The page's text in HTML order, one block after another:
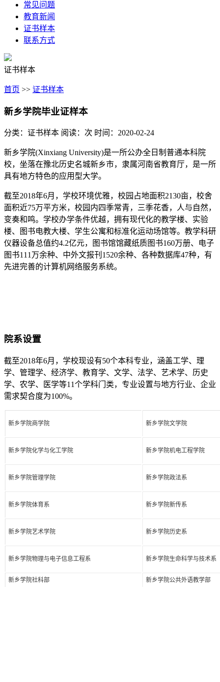
常见问题
教育新闻
证书样本
联系方式
证书样本
首页 >> 证书样本
新乡学院毕业证样本
分类：证书样本 阅读： 次 时间：2020-02-24
新乡学院(Xinxiang University)是一所公办全日制普通本科院
校，坐落在豫北历史名城新乡市，隶属河南省教育厅，是一所
具有地方特色的应用型大学。
截至2018年6月，学校环境优雅，校园占地面积2130亩，校舍
面积近75万平方米，校园内四季常青，三季花香，人与自然，
变奏和鸣。学校办学条件优越，拥有现代化的教学楼、实验
楼、图书电教大楼、学生公寓和标准化运动场馆等。教学科研
仪器设备总值约4.2亿元，图书馆馆藏纸质图书160万册、电子
图书111万余种、中外文报刊1520余种、各种数据库47种，有
先进完善的计算机网络服务系统。
院系设置
截至2018年6月，学校现设有50个本科专业，涵盖工学、理
学、管理学、经济学、教育学、文学、法学、艺术学、历史
学、农学、医学等11个学科门类，专业设置与地方行业、企业
需求契合度为100%。
新乡学院商学院 新乡学院文学院
新乡学院化学与化工学院 新乡学院机电工程学院
新乡学院管理学院 新乡学院政法系
新乡学院体育系 新乡学院新传系
新乡学院艺术学院 新乡学院历史系
新乡学院物理与电子信息工程系 新乡学院生命科学与技术系
新乡学院社科部 新乡学院公共外语教学部